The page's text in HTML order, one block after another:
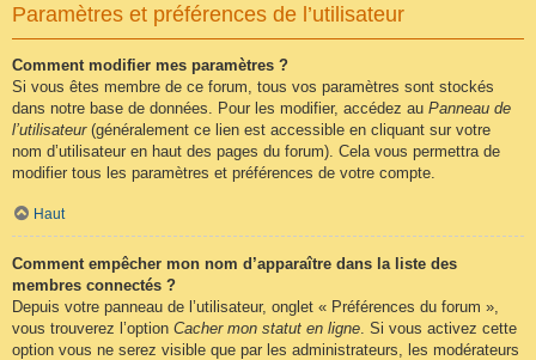
Paramètres et préférences de l’utilisateur
Comment modifier mes paramètres ?
Si vous êtes membre de ce forum, tous vos paramètres sont stockés
dans notre base de données. Pour les modifier, accédez au Panneau de
l’utilisateur(généralement ce lien est accessible en cliquant sur votre
nom d’utilisateur en haut des pages du forum). Cela vous permettra de
modifier tous les paramètres et préférences de votre compte.
Haut
Comment empêcher mon nom d’apparaître dans la liste des
membres connectés ?
Depuis votre panneau de l’utilisateur, onglet « Préférences du forum »,
vous trouverez l’option Cacher mon statut en ligne . Si vous activez cette
option vous ne serez visible que par les administrateurs, les modérateurs